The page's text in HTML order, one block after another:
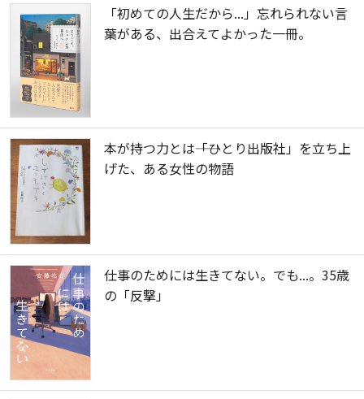
「初めての人生だから...」忘れられない言
葉がある、出合えてよかった一冊。
本が持つ力とは――「ひとり出版社」を立ち上
げた、ある女性の物語
仕事のためには生きてない。でも...。35歳
の「反撃」